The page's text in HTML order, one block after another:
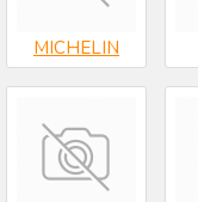
MICHELIN